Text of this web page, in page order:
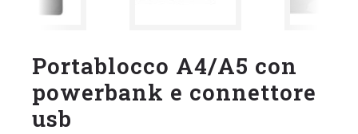
Portablocco A4/A5 con
powerbank e connettore
usb